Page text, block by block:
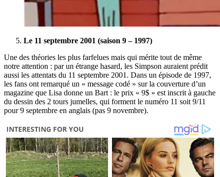
Le 11 septembre 2001 (saison 9 – 1997)
Une des théories les plus farfelues mais qui mérite tout de même
notre attention : par un étrange hasard, les Simpson auraient prédit
aussi les attentats du 11 septembre 2001. Dans un épisode de 1997,
les fans ont remarqué un « message codé » sur la couverture d’un
magazine que Lisa donne un Bart : le prix « 9$ » est inscrit à gauche
du dessin des 2 tours jumelles, qui forment le numéro 11 soit 9/11
pour 9 septembre en anglais (pas 9 novembre).